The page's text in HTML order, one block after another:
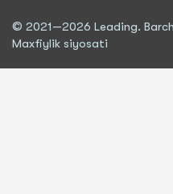
© 2021—2026 Leading.
Maxfiylik siyosati